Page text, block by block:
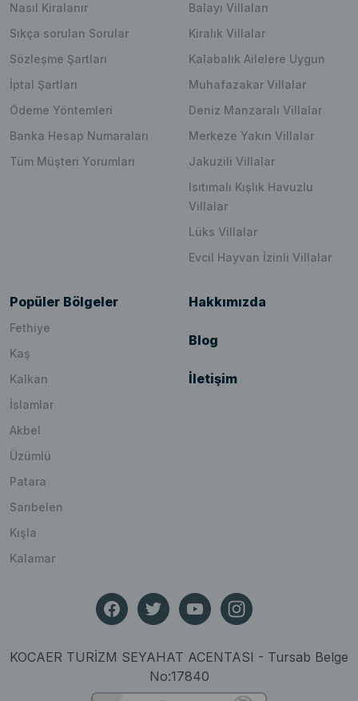
Nasıl Kiralanır
Sıkça sorulan Sorular
Sözleşme Şartları
İptal Şartları
Ödeme Yöntemleri
Banka Hesap Numaraları
Tüm Müşteri Yorumları
Balayı Villaları
Kiralık Villalar
Kalabalık Ailelere Uygun
Muhafazakar Villalar
Deniz Manzaralı Villalar
Merkeze Yakın Villalar
Jakuzili Villalar
Isıtımalı Kışlık Havuzlu
Villalar
Lüks Villalar
Evcil Hayvan İzinli Villalar
Popüler Bölgeler
Fethiye
Kaş
Kalkan
İslamlar
Akbel
Üzümlü
Patara
Sarıbelen
Kışla
Kalamar
Hakkımızda
Blog
İletişim
KOCAER TURİZM SEYAHAT ACENTASI - Tursab Belge
No:17840